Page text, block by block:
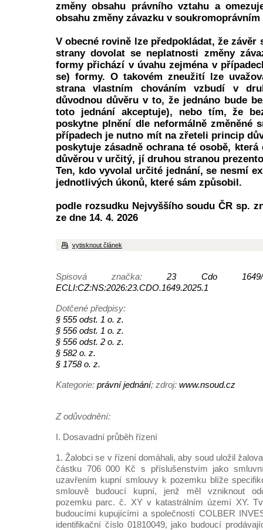
změny obsahu právního vztahu a
obsahu změny závazku v
V obecné rovině lze předpokládat, že závěr
strany dovolat se neplatnosti změny
formy přichází v úvahu zejména v
se) formy. O takovém zneužití lze
strana vlastním chováním vzbudí v
důvodnou důvěru v to, že jednáno bude
toto jednání akceptuje), nebo tím, že
poskytne plnění dle neformálně změněné
případech je nutno mít na zřeteli princip
poskytuje zásadně ochrana té osobě,
důvěrou v určitý, jí druhou stranou
Ten, kdo vyvolal určité jednání, se nesmí
jednotlivých úkonů, které sám způsobil.
podle rozsudku Nejvyššího soudu ČR sp.
ze dne 14. 4. 2026
vytisknout článek
Spisová značka:23 Cdo
ECLI:CZ:NS:2026:23.CDO.1649.2025.1
Dotčené předpisy:
§ 555 odst. 1 o. z.
§ 556 odst. 1 o. z.
§ 556 odst. 2 o. z.
§ 582 o. z.
§ 1758 o. z.
Kategorie: právní jednání; zdroj: www.nsoud.cz
Z odůvodnění:
I. Dosavadní průběh řízení
1. Žalobci se v řízení domáhali, aby soud uložil
částku 706 000 Kč s příslušenstvím jako
uzavřením kupní smlouvy k pozemku blíže
smlouvě budoucí kupní, jenž měl vzniknout
pozemku parc. č. XY v katastrálním území XY.
budoucími kupujícími a společností COLBER
identifikační číslo 01810049, jako budoucí